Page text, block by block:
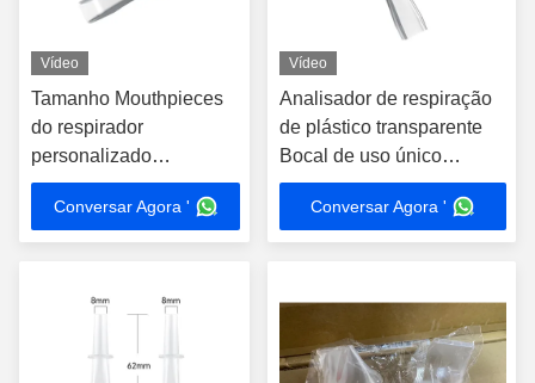
Vídeo
Tamanho Mouthpieces
do respirador
personalizado
Resistência ao sabor
transparente
Conversar Agora '
Vídeo
Analisador de respiração
de plástico transparente
Bocal de uso único
Certificação de contacto
com alimentos
Conversar Agora '